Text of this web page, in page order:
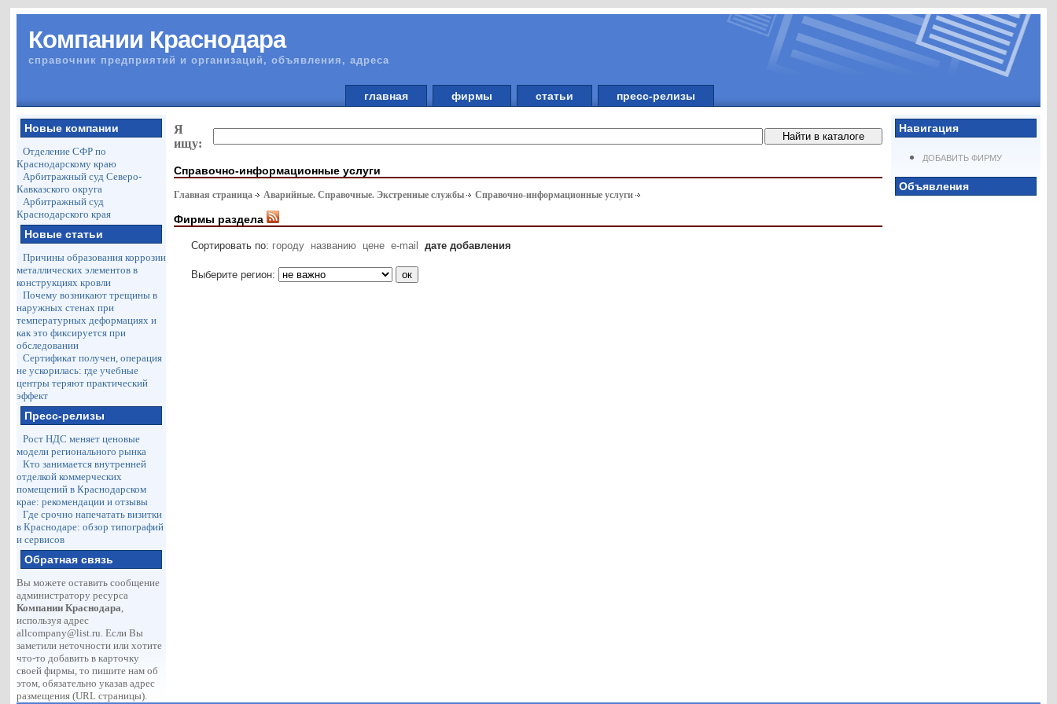
Компании Краснодара
справочник предприятий и организаций, объявления, адреса
главная фирмы статьи пресс-релизы
Новые компании
Отделение СФР по
Краснодарскому краю
Арбитражный суд Северо-
Кавказского округа
Арбитражный суд
Краснодарского края
Новые статьи
Причины образования коррозии
металлических элементов в
конструкциях кровли
Почему возникают трещины в
наружных стенах при
температурных деформациях и
как это фиксируется при
обследовании
Сертификат получен, операция
не ускорилась: где учебные
центры теряют практический
эффект
Пресс-релизы
Рост НДС меняет ценовые
модели регионального рынка
Кто занимается внутренней
отделкой коммерческих
помещений в Краснодарском
крае: рекомендации и отзывы
Где срочно напечатать визитки
в Краснодаре: обзор типографий
и сервисов
Обратная связь
Вы можете оставить сообщение
администратору ресурса
Компании Краснодара,
используя адрес
allcompany@list.ru. Если Вы
заметили неточности или хотите
что-то добавить в карточку
своей фирмы, то пишите нам об
этом, обязательно указав адрес
размещения (URL страницы).
Навигация
ДОБАВИТЬ ФИРМУ
Объявления
Я
ищу:
Справочно-информационные услуги
Главная страница Аварийные. Справочные. Экстренные службы Справочно-информационные услуги
Фирмы раздела
Сортировать по: городу названию цене e-mail дате добавления
Выберите регион: